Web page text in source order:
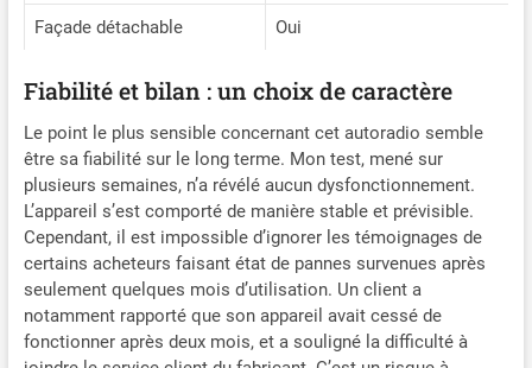
Façade détachable Oui
Fiabilité et bilan : un choix de caractère
Le point le plus sensible concernant cet autoradio semble
être sa fiabilité sur le long terme. Mon test, mené sur
plusieurs semaines, n’a révélé aucun dysfonctionnement.
L’appareil s’est comporté de manière stable et prévisible.
Cependant, il est impossible d’ignorer les témoignages de
certains acheteurs faisant état de pannes survenues après
seulement quelques mois d’utilisation. Un client a
notamment rapporté que son appareil avait cessé de
fonctionner après deux mois, et a souligné la difficulté à